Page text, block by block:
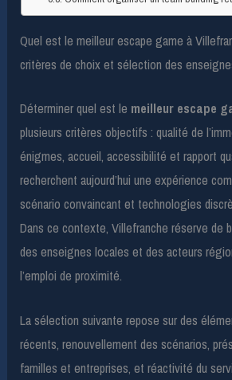
Quel est le meilleur escape game à
critères de choix et sélection des
Déterminer quel est le meilleur escape
plusieurs critères objectifs : qualité de
énigmes, accueil, accessibilité et rapport
recherchent aujourd’hui une expérience
scénario convaincant et technologies
Dans ce contexte, Villefranche réserve de
des enseignes locales et des acteurs
l’emploi de proximité.
La sélection suivante repose sur des
récents, renouvellement des scénarios,
familles et entreprises, et réactivité du